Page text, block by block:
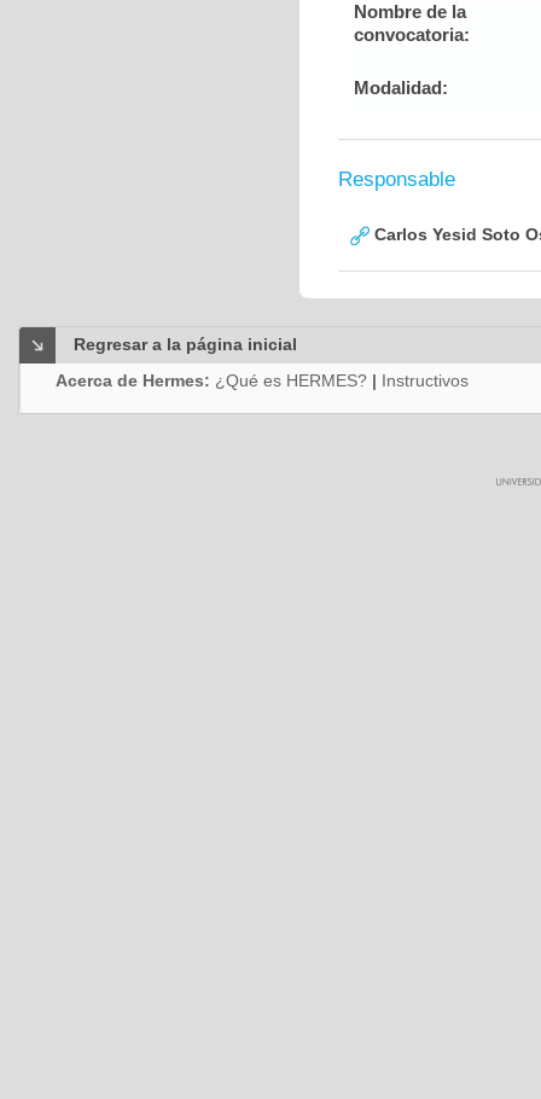
Nombre de la
convocatoria:
Modalidad:
Responsable
Carlos Yesid Soto
Regresar a la página inicial
Acerca de Hermes: ¿Qué es HERMES? | Instructivos